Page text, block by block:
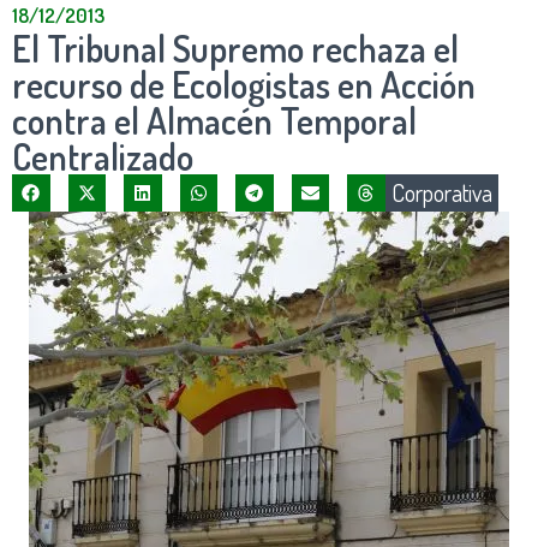
18/12/2013
El Tribunal Supremo rechaza el
recurso de Ecologistas en Acción
contra el Almacén Temporal
Centralizado
Corporativa